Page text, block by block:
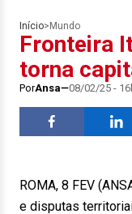
Início> Mundo
Fronteira
torna
PorAnsa 08/02/25 -
ROMA, 8 FEV
e disputas